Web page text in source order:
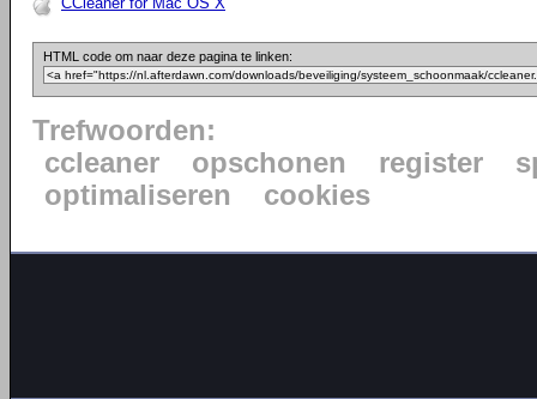
HTML code om naar deze pagina te linken:
Trefwoorden:
ccleaner
opschonen register
optimaliseren
cookies